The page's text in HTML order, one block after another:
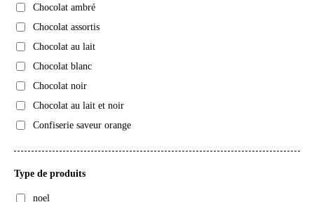
Chocolat ambré
Chocolat assortis
Chocolat au lait
Chocolat blanc
Chocolat noir
Chocolat au lait et noir
Confiserie saveur orange
Type de produits
noel